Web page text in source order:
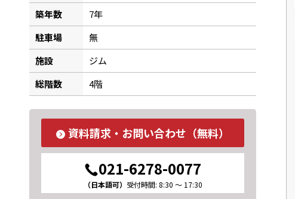
築年数
7年
駐車場
無
施設
ジム
総階数
4階
資料請求・お問い合わせ（無料）
021-6278-0077
（日本語可） 受付時間: 8:30 ～ 17:30